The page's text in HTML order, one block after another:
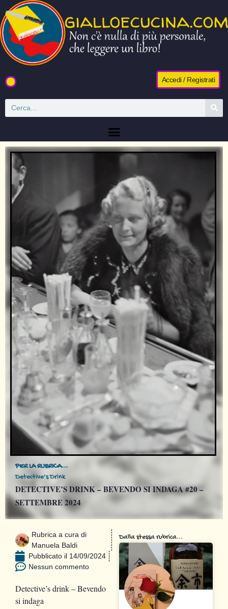
Accedi / Registrati
PER LA RUBRICA...
Detective's Drink
DETECTIVE’S DRINK – BEVENDO SI INDAGA #20 –
SETTEMBRE 2024
Rubrica a cura di
Manuela Baldi
Pubblicato il 14/09/2024
Nessun commento
Detective’s drink –Bevendo
si indaga
Dalla stessa rubrica...